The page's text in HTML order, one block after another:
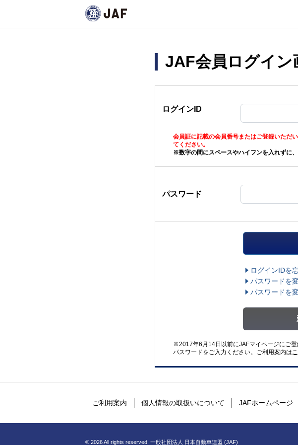
JAF会員ログイン
ログインID
会員証に記載の会員番号またはご登録いただ
てください。
※数字の間にスペースやハイフンを入れずに、
パスワード
ログインIDを
パスワードを
パスワードを
※2017年6月14日以前にJAFマイページにご
パスワードをご入力ください。 ご利用案内は
ご利用案内 個人情報の取扱いについて JAFホームページ
© 2026 All rights reserved. 一般社団法人 日本自動車連盟 (JAF)